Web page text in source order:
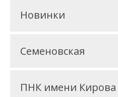
Новинки
Семеновская
ПНК имени Кирова